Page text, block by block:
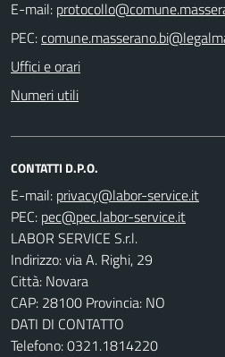
E-mail:
PEC:
Uffici e orari
Numeri utili
CONTATTI D.P.O.
E-mail:
PEC:
LABOR SERVICE S.r.l.
Indirizzo: via A. Righi, 29
Città: Novara
CAP: 28100 Provincia: NO
DATI DI CONTATTO
Telefono: 0321.1814220